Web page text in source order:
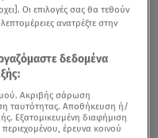
Οι επιλογές σας θα τεθούν
ανατρέξτε στην
δεδομένα
Ακριβής σάρωση
ταυτότητας. Αποθήκευση ή/
Εξατομικευμένη διαφήμιση
έρευνα κοινού